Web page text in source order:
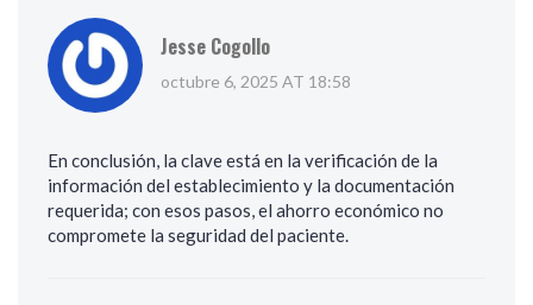
Jesse Cogollo
octubre 6, 2025 AT 18:58
En conclusión, la clave está en la verificación de la
información del establecimiento y la documentación
requerida; con esos pasos, el ahorro económico no
compromete la seguridad del paciente.